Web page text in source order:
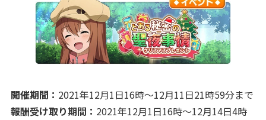
開催期間： 2021年12月1日16時～12月11日21時59分まで
報酬受け取り期間： 2021年12月1日16時～12月14日4時